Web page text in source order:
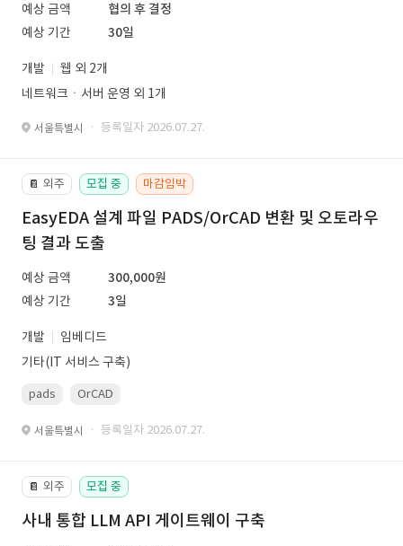
예상 금액
협의 후 결정
예상 기간
30일
개발
웹 외 2개
네트워크ㆍ서버 운영 외 1개
서울특별시 · 등록일자 2026.07.27.
📔 외주 모집 중 마감임박
EasyEDA 설계 파일 PADS/OrCAD 변환 및 오토라우
팅 결과 도출
예상 금액
300,000원
예상 기간
3일
개발
임베디드
기타(IT 서비스 구축)
pads OrCAD
서울특별시 · 등록일자 2026.07.27.
📔 외주 모집 중
사내 통합 LLM API 게이트웨이 구축